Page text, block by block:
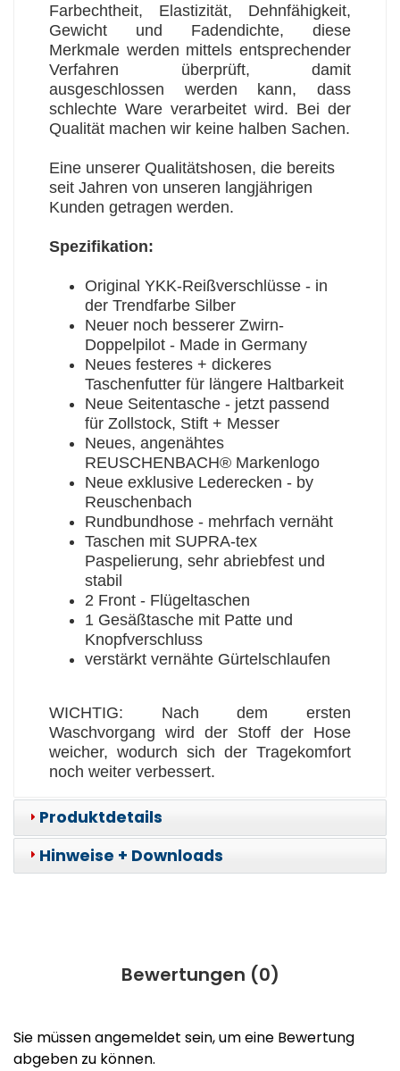
Farbechtheit, Elastizität, Dehnfähigkeit,
Gewicht und Fadendichte, diese
Merkmale werden mittels entsprechender
Verfahren überprüft, damit
ausgeschlossen werden kann, dass
schlechte Ware verarbeitet wird. Bei der
Qualität machen wir keine halben Sachen.
Eine unserer Qualitätshosen, die bereits
seit Jahren von unseren langjährigen
Kunden getragen werden.
Spezifikation:
Original YKK-Reißverschlüsse - in
der Trendfarbe Silber
Neuer noch besserer Zwirn-
Doppelpilot - Made in Germany
Neues festeres + dickeres
Taschenfutter für längere Haltbarkeit
Neue Seitentasche - jetzt passend
für Zollstock, Stift + Messer
Neues, angenähtes
REUSCHENBACH® Markenlogo
Neue exklusive Lederecken - by
Reuschenbach
Rundbundhose - mehrfach vernäht
Taschen mit SUPRA-tex
Paspelierung, sehr abriebfest und
stabil
2 Front - Flügeltaschen
1 Gesäßtasche mit Patte und
Knopfverschluss
verstärkt vernähte Gürtelschlaufen
WICHTIG: Nach dem ersten
Waschvorgang wird der Stoff der Hose
weicher, wodurch sich der Tragekomfort
noch weiter verbessert.
Produktdetails
Hinweise + Downloads
Bewertungen (0)
Sie müssen angemeldet sein, um eine Bewertung
abgeben zu können.